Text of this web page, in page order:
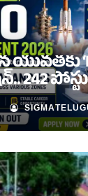
యువతకు
242